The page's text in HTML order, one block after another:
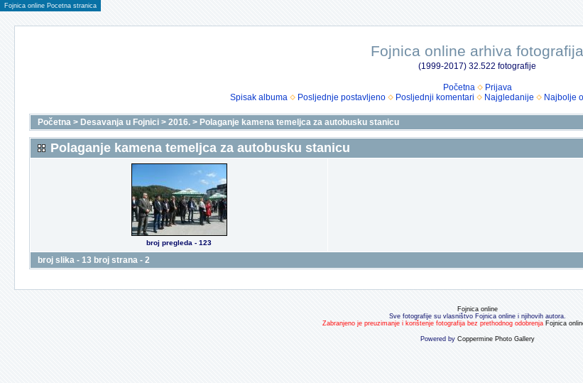
Fojnica online Pocetna stranica
Fojnica online arhiva fotografija
(1999-2017) 32.522 fotografije
Početna
Prijava
Spisak albuma
Posljednje postavljeno Posljednji komentari Najgledanije Najbolje
Početna > Desavanja u Fojnici > 2016. > Polaganje kamena temeljca za autobusku stanicu
Polaganje kamena temeljca za autobusku stanicu
broj pregleda - 123
broj slika - 13 broj strana - 2
Fojnica online
Sve fotografije su vlasništvo Fojnica online i njihovih autora.
Zabranjeno je preuzimanje i korištenje fotografija bez prethodnog odobrenja Fojnica
Powered by Coppermine Photo Gallery